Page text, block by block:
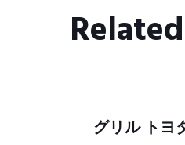
グリル トヨ